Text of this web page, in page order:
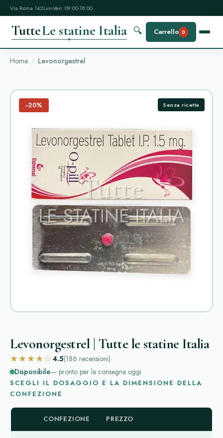
Via Roma 142Lun-Ven: 09:00-18:00
TutteLe statine Italia 🔍 Carrello 0
Home Levonorgestrel
−20% Senza ricetta
Levonorgestrel | Tutte le statine Italia
★★★★☆4.5(186 recensioni)
Disponibile— pronto per la consegna oggi
SCEGLI IL DOSAGGIO E LA DIMENSIONE DELLA
CONFEZIONE
CONFEZIONE PREZZO